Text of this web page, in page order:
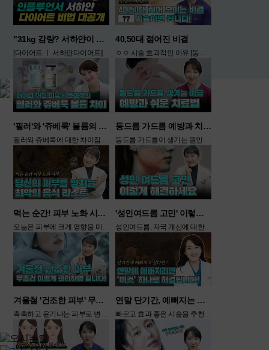
"31kg 감량? 서하얀이 공개한 충격 다이어트 루틴 전부 공개!"
[다이어트 ㅣ 서하얀다이어트]
40,50대 젊어진 비결
ㅇㅇ 시술 효과적인 이유 [동안비결 ㅣ 피부관리]
'필러'와 '쥬베룩' 볼륨의 차이
필러와 쥬베룩에 대한 차이점 '팩트' 알려드립니다!
등드름 가드름 예방과 치료 방법
등드름 가드름이 생기는 원인과 예방 및 치료 방법에 대해 팩트로 살펴도는 시간 갖도록 하겠습니다!
먹는 순간! 피부 노화 시작 '최악의 음식은?'
오늘은 피부에 크게 영향을 미치는 '음식'에 대해 살펴보려고 합니다.
'성인여드름 고민' 이렇게 해결하세요!
성인여드름, 자국 개선에 대한 내용과 치료법에 대해 속시원하게 공개
겨울철 '건조한 피부' 무조건 이렇게 관리하세요!
촉촉하고 윤기나는 피부로 변화하기 위한 시술은 무엇인지 영상을 통해 공개
연말 단기간, 예뻐지는 시술 4가지! 지금 공개합니다!
빠르고 효과 좋은 시술을 추천해드리려고 합니다.